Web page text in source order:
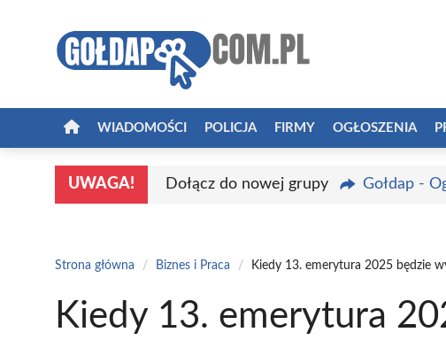
WIADOMOŚCI POLICJA FIRMY OGŁOSZENIA
UWAGA! Dołącz do nowej grupy Gołdap -
Strona główna / Biznes i Praca / Kiedy 13. emerytura 2025 będzie
Kiedy 13. emerytura